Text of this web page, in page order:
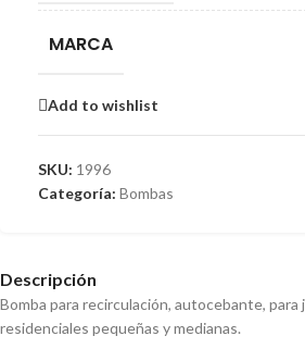
MARCA
Add to wishlist
SKU: 1996
Categoría: Bombas
Descripción
Bomba para recirculación, autocebante, para
residenciales pequeñas y medianas.